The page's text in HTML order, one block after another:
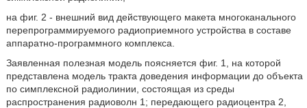
на фиг. 2 - внешний вид действующего макета многоканального
перепрограммируемого радиоприемного устройства в составе
аппаратно-программного комплекса.
Заявленная полезная модель поясняется фиг. 1, на которой
представлена модель тракта доведения информации до объекта
по симплексной радиолинии, состоящая из среды
распространения радиоволн 1; передающего радиоцентра 2,